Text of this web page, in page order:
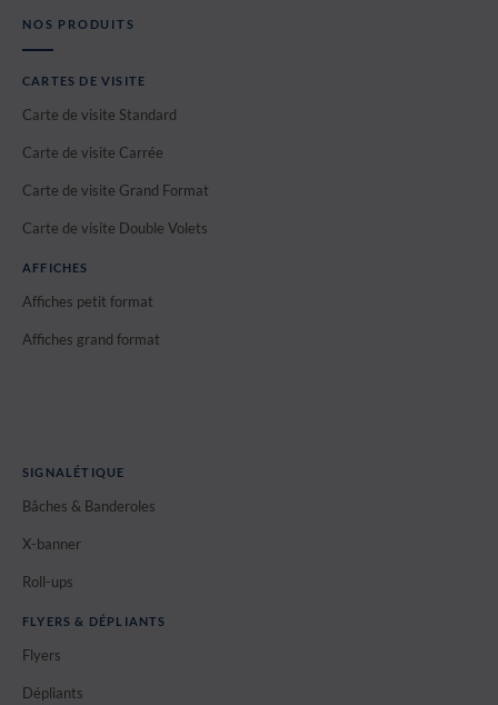
NOS PRODUITS
CARTES DE VISITE
Carte de visite Standard
Carte de visite Carrée
Carte de visite Grand Format
Carte de visite Double Volets
AFFICHES
Affiches petit format
Affiches grand format
SIGNALÉTIQUE
Bâches & Banderoles
X-banner
Roll-ups
FLYERS & DÉPLIANTS
Flyers
Dépliants